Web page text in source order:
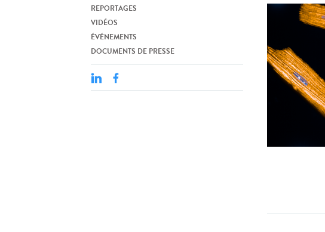
REPORTAGES
VIDÉOS
ÉVÉNEMENTS
DOCUMENTS DE PRESSE